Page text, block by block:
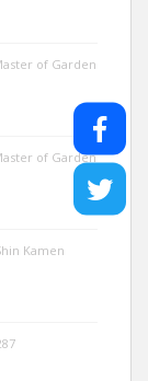
of Garden
of Garden
Kamen